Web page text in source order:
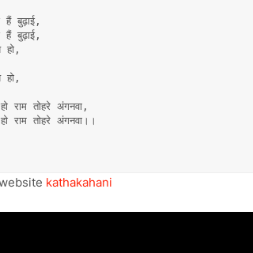
बुढ़ाई,
बुढ़ाई,
हो,
हो,
राम तोहरे अंगनवा,
राम तोहरे अंगनवा।।
kathakahani